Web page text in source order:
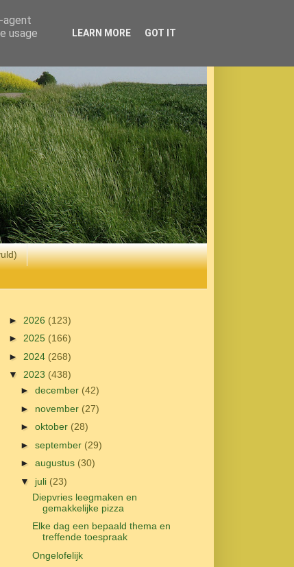
► 2026 (123)
► 2025 (166)
► 2024 (268)
▼ 2023 (438)
► december (42)
► november (27)
► oktober (28)
► september (29)
► augustus (30)
▼ juli (23)
Diepvries leegmaken en
gemakkelijke pizza
Elke dag een bepaald thema en
treffende toespraak
Ongelofelijk
agent
usage
LEARN MORE GOT IT